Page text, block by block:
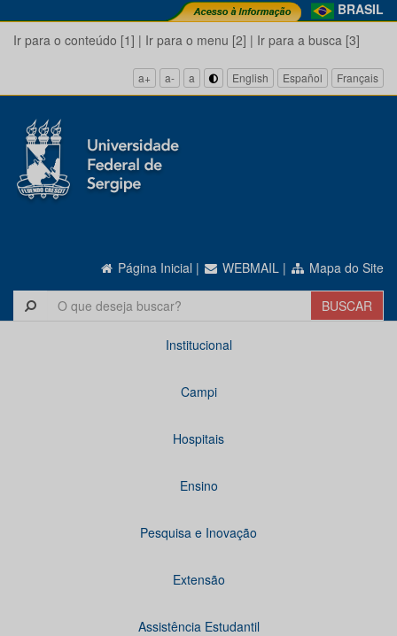
BRASIL
Ir para o conteúdo [1] | Ir para o menu [2] | Ir para a busca [3]
a+ a- a English Español Français
Página Inicial | WEBMAIL | Mapa do Site
Institucional
Campi
Hospitais
Ensino
Pesquisa e Inovação
Extensão
Assistência Estudantil